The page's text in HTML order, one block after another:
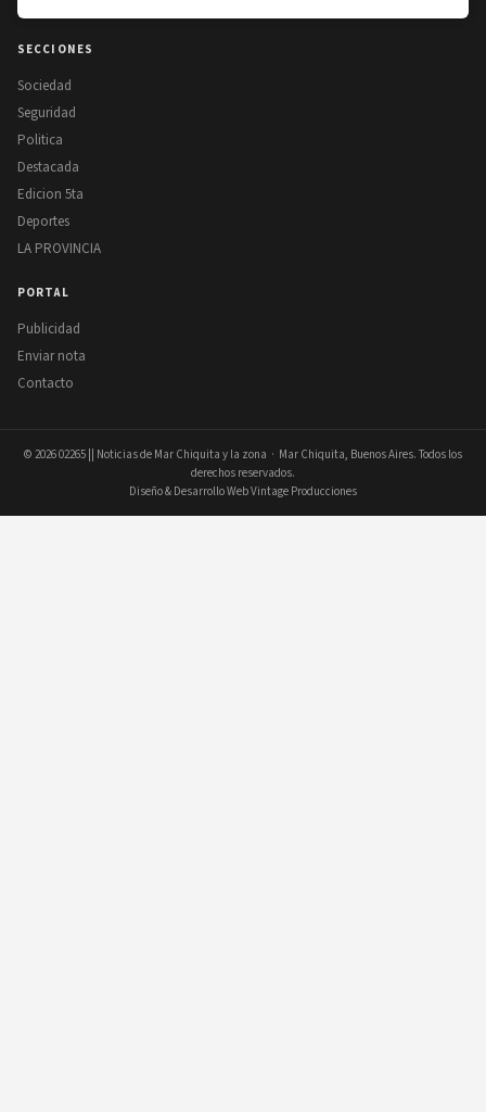
SECCIONES
Sociedad
Seguridad
Politica
Destacada
Edicion 5ta
Deportes
LA PROVINCIA
PORTAL
Publicidad
Enviar nota
Contacto
© 202602265 || Noticias de Mar Chiquita y la zona · Mar Chiquita, Buenos Aires. Todos los
derechos reservados.
Diseño & Desarrollo Web Vintage Producciones